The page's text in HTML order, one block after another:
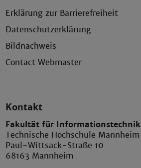
Erklärung zur Barrierefreiheit
Datenschutzerklärung
Bildnachweis
Contact Webmaster
Kontakt
Fakultät für Informationstechnik
Technische Hochschule Mannheim
Paul-Wittsack-Straße 10
68163 Mannheim